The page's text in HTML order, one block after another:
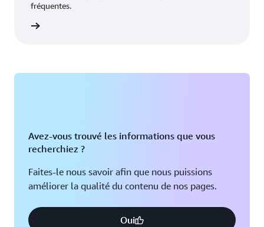
fréquentes.
Avez-vous trouvé les informations que vous
recherchiez ?
Faites-le nous savoir afin que nous puissions
améliorer la qualité du contenu de nos pages.
Oui